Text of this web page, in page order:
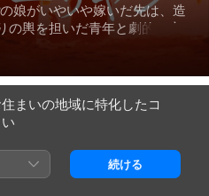
娘がいやいや嫁いだ先は、造
輿を担いだ青年と劇的な恋に
たのを契機に二人は結婚。店を
トラブルはあるが、ますます
の地域にも日本軍は侵略して、
める。彼らは神酒をあおり、抵
まいの地域に特化したコ
続ける